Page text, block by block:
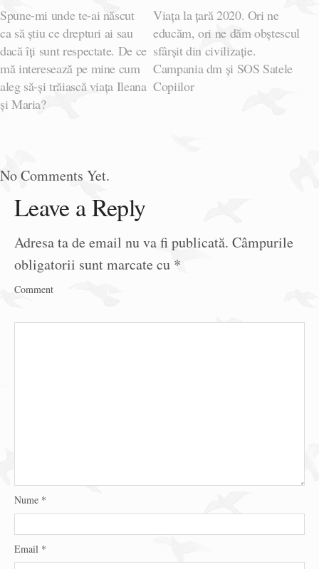
Spune-mi unde te-ai născut
ca să știu ce drepturi ai sau
dacă îți sunt respectate. De ce
mă interesează pe mine cum
aleg să-și trăiască viața Ileana
și Maria?
Viața la țară 2020. Ori ne
educăm, ori ne dăm obștescul
sfârșit din civilizație.
Campania dm și SOS Satele
Copiilor
No Comments Yet.
Leave a Reply
Adresa ta de email nu va fi publicată. Câmpurile
obligatorii sunt marcate cu *
Comment
Nume *
Email *